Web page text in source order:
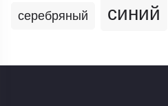
серебряный синий